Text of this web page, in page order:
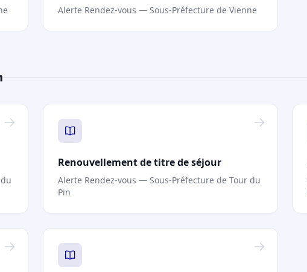
Alerte Rendez-vous — Sous-Préfecture de Vienne
Renouvellement de titre de séjour
Alerte Rendez-vous — Sous-Préfecture de Tour du
Pin